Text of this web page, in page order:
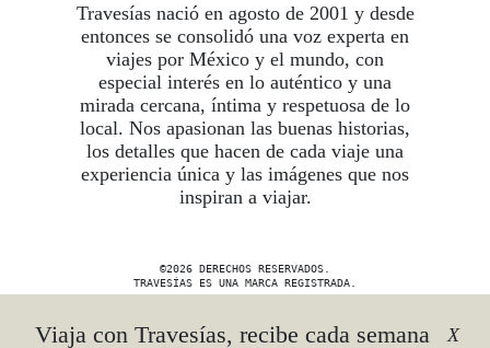
Viaja con Travesías, recibe cada semana X
Travesías nació en agosto de 2001 y desde
entonces se consolidó una voz experta en
viajes por México y el mundo, con
especial interés en lo auténtico y una
mirada cercana, íntima y respetuosa de lo
local. Nos apasionan las buenas historias,
los detalles que hacen de cada viaje una
experiencia única y las imágenes que nos
inspiran a viajar.
©2026 DERECHOS RESERVADOS.
TRAVESÍAS ES UNA MARCA REGISTRADA